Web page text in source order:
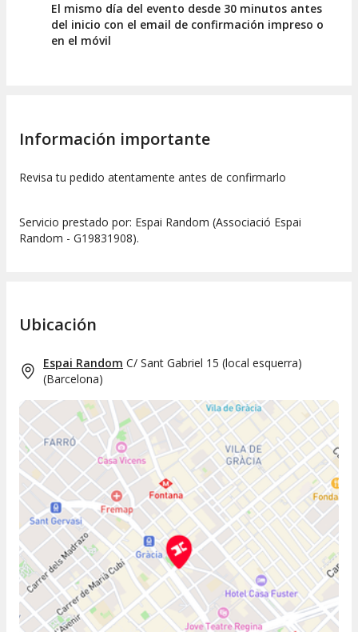
El mismo día del evento desde 30 minutos antes
del inicio con el email de confirmación impreso o
en el móvil
Información importante
Revisa tu pedido atentamente antes de confirmarlo
Servicio prestado por: Espai Random (Associació Espai
Random - G19831908).
Ubicación
Espai Random C/ Sant Gabriel 15 (local esquerra)
(Barcelona)